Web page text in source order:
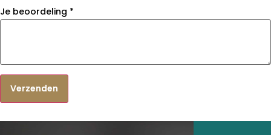
Je beoordeling *